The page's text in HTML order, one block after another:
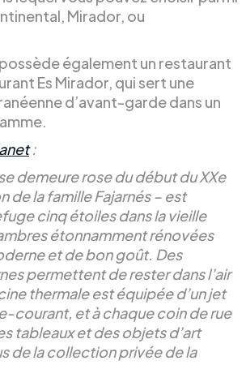
Mirador, ou
également un restaurant
Es Mirador, qui sert une
d’avant-garde dans un
:
demeure rose du début du XXe
de la famille Fajarnés – est
cinq étoiles dans la vieille
étonnamment rénovées
et de bon goût. Des
permettent de rester dans l’air
thermale est équipée d’un jet
courant, et à chaque coin de rue
tableaux et des objets d’art
de la collection privée de la